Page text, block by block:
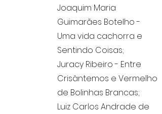
Joaquim Maria
Guimarães Botelho -
Uma vida cachorra e
Sentindo Coisas;
Juracy Ribeiro - Entre
Crisântemos e Vermelho
de Bolinhas Brancas;
Luiz Carlos Andrade de